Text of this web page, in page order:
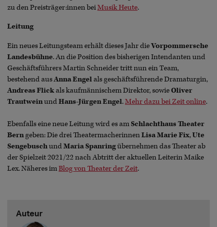
zu den Preisträger:innen beiMusik Heute.
Leitung
Ein neues Leitungsteam erhält dieses Jahr dieVorpommersche
Landesbühne. An die Position des bisherigen Intendanten und
Geschäftsführers Martin Schneider tritt nun ein Team,
bestehend ausAnna Engelals geschäftsführende Dramaturgin,
Andreas Flickals kaufmännischem Direktor, sowieOliver
TrautweinundHans-Jürgen Engel.Mehr dazu bei Zeit online.
Ebenfalls eine neue Leitung wird es amSchlachthaus Theater
Berngeben: Die drei TheatermacherinnenLisa Marie Fix,Ute
SengebuschundMaria Spanringübernehmen das Theater ab
der Spielzeit 2021/22 nach Abtritt der aktuellen Leiterin Maike
Lex. Näheres imBlog von Theater der Zeit.
Auteur